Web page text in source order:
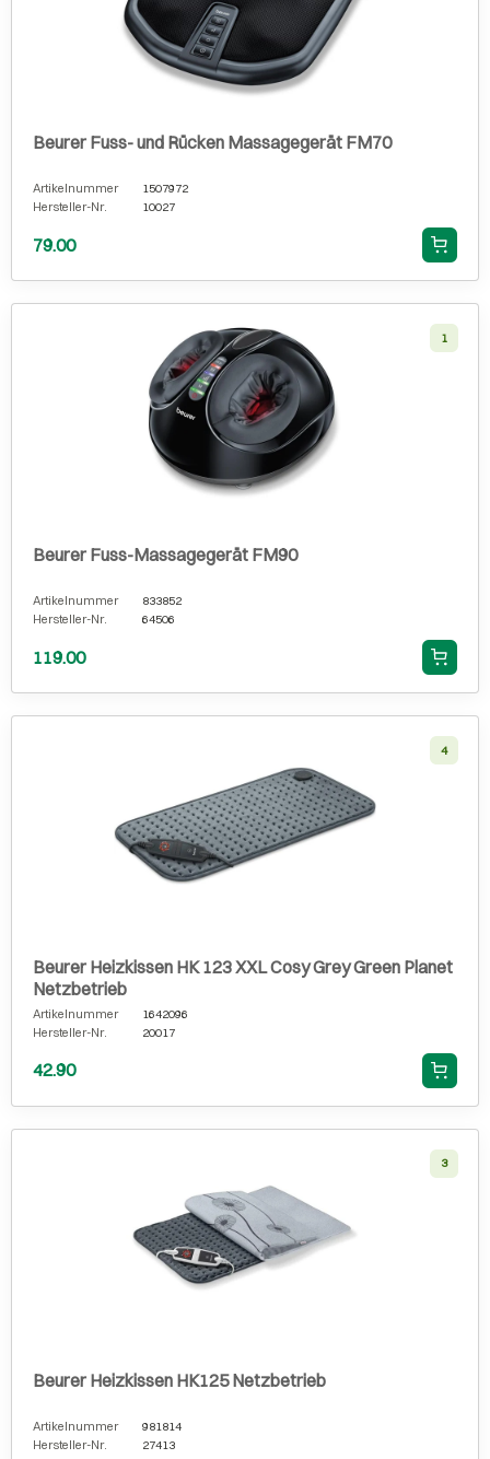
Beurer Fuss- und Rücken Massagegerät FM70
Artikelnummer
1507972
Hersteller-Nr.
10027
79.00
1
Beurer Fuss-Massagegerät FM90
Artikelnummer
833852
Hersteller-Nr.
64506
119.00
4
Beurer Heizkissen HK 123 XXL Cosy Grey Green Planet
Netzbetrieb
Artikelnummer
1642096
Hersteller-Nr.
20017
42.90
3
Beurer Heizkissen HK125 Netzbetrieb
Artikelnummer
981814
Hersteller-Nr.
27413